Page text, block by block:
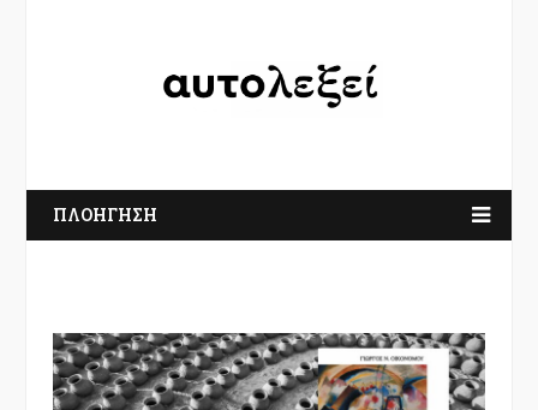
ΠΛΟΗΓΗΣΗ